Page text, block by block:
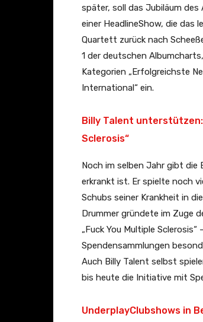
l
a
g
(
O
f
i
c
a
l
M
u
s
i
c
V
d
später, soll das Jubiläum
einer HeadlineShow, die
Quartett zurück nach
1 der deutschen
Kategorien „Erfolgreichste
International“ ein.
Billy Talent unterstützen:
Sclerosis“
Noch im selben Jahr gibt die
erkrankt ist. Er spielte noch
Schubs seiner Krankheit in
Drummer gründete im Zuge
„Fuck You Multiple
Spendensammlungen
Auch Billy Talent selbst
bis heute die Initiative mit
UnderplayClubshows in